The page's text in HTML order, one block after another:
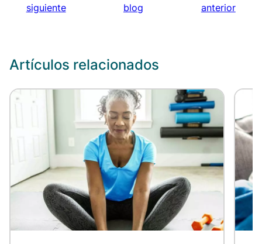
siguiente
blog
anterior
Artículos relacionados